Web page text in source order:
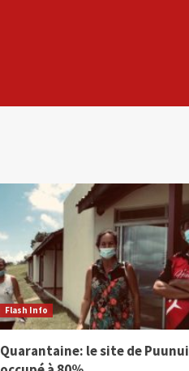
Flash Info
Quarantaine: le site de Puunui